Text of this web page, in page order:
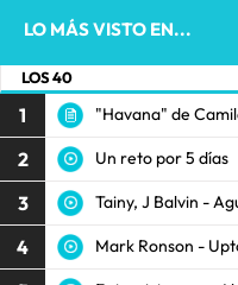
LO MÁS VISTO EN...
LOS 40
1 "Havana" de
2 Un reto por 5 días
3 Tainy, J Balvin -
4 Mark Ronson -